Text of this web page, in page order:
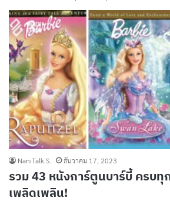
NaniTalk S. ธันวาคม 17, 2023
รวม 43 หนังการ์ตูนบาร์บี้ ครบ
เพลิดเพลิน!